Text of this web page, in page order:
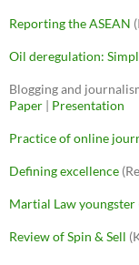
Reporting the ASEAN
Oil deregulation:
Blogging and
Paper | Presentation
Practice of online
Defining excellence
Martial Law youngster
Review of Spin & Sell